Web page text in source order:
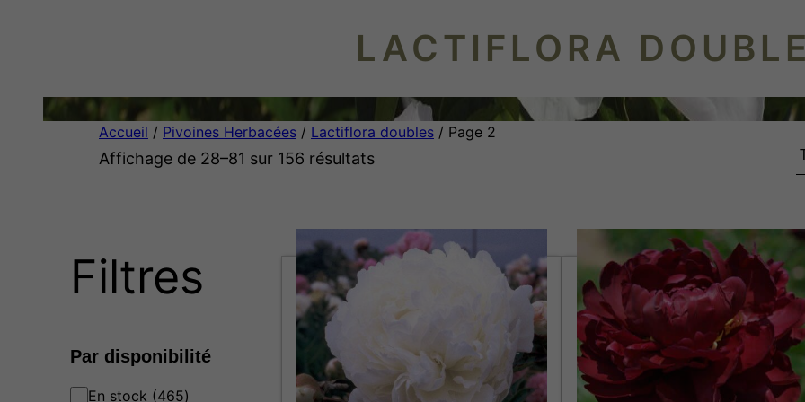
LACTIFLORA
Accueil / Pivoines Herbacées / Lactiflora doubles / Page 2
Affichage de 28–81 sur 156 résultats
Filtres
Par disponibilité
En stock 4654